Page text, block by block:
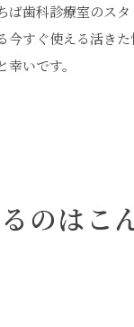
ば歯科診療室のス
今すぐ使える活き
幸いです。
のはこ